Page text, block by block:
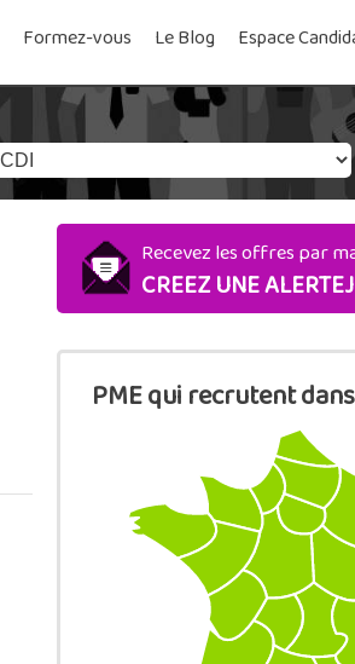
Formez-vous Le Blog Espace
Recevez les offres par
CREEZ UNE
PME qui recrutent